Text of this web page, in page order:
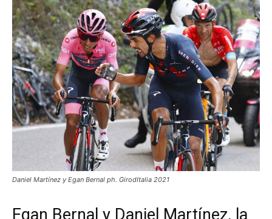
Daniel Martínez y Egan Bernal ph. GirodItalia 2021
Egan Bernal y Daniel Martínez, la